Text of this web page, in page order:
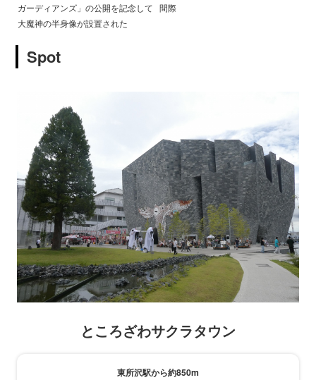
ガーディアンズ」の公開を記念して
大魔神の半身像が設置された
間際
Spot
ところざわサクラタウン
東所沢駅から約850m